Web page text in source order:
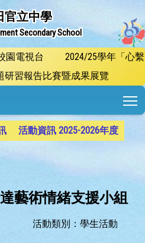
官立中學
Secondary School
園電視台
2024/25學年「心繫
研習報告比賽暨成果展覽
活動資訊 2025-2026年度
藝術情緒支援小組
活動類別：學生活動